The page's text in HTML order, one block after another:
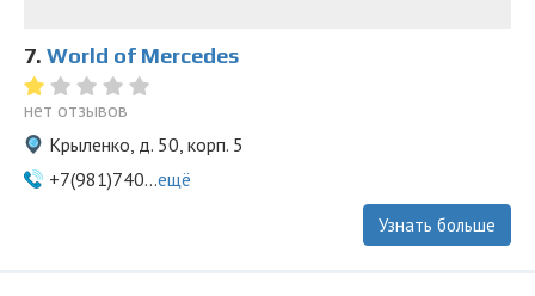
7. World of Mercedes
нет отзывов
Крыленко, д. 50, корп. 5
+7(981)740...ещё
Узнать больше